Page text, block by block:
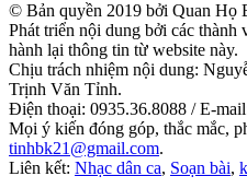
© Bản quyền 2019 bởi Quan Họ
Phát triển nội dung bởi các
hành lại thông tin từ website này.
Chịu trách nhiệm nội dung:
Trịnh Văn Tỉnh.
Điện thoại: 0935.36.8088 / E-
Mọi ý kiến đóng góp, thắc mắc,
tinhbk21@gmail.com.
Liên kết: Nhạc dân ca, Soạn bài,